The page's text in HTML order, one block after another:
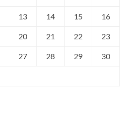
13 14 15 16
20 21 22 23
27 28 29 30